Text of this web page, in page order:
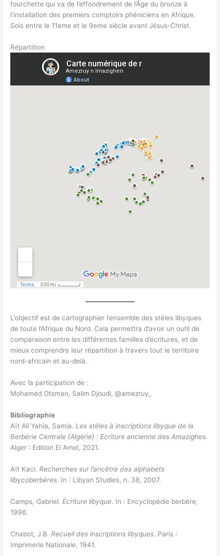
fourchette qui va de l’effondrement de l’Âge du bronze à
l’installation des premiers comptoirs phéniciens en Afrique.
Sois entre le 11eme et le 9eme siècle avant Jésus-Christ.
Répartition
L’objectif est de cartographier l’ensemble des stèles libyques
de toute l’Afrique du Nord. Cela permettra d’avoir un outil de
comparaison entre les différentes familles d’écritures, et de
mieux comprendre leur répartition à travers tout le territoire
nord-africain et au-delà.
Avec la participation de :
Mohamed Otsman, Salim Djoudi, @amezruy_
Bibliographie
Aït Ali Yahia, Samia. Les stèles à inscriptions libyque de la
Berbérie Centrale (Algérie) : Ecriture ancienne des Amazighes.
Alger : Edition El Amel, 2021.
Aït Kaci. Recherches sur l’ancêtre des alphabets
libycoberbères. In : Libyan Studies, n. 38, 2007.
Camps, Gabriel. Écriture libyque. In : Encyclopédie berbère,
1996.
Chabot, J.B. Recueil des inscriptions libyques. Paris :
Imprimerie Nationale, 1941.